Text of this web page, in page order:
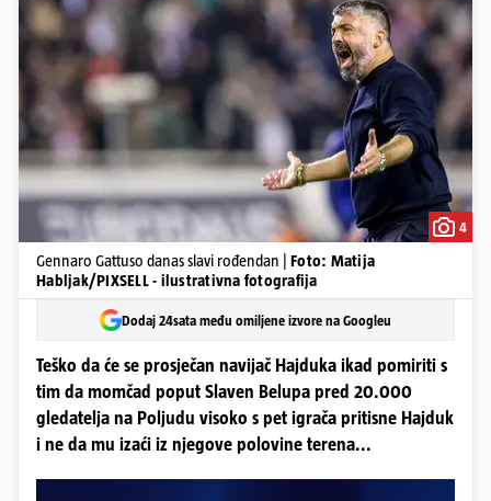
4
Gennaro Gattuso danas slavi rođendan | Foto: Matija
Habljak/PIXSELL - ilustrativna fotografija
Dodaj 24sata među omiljene izvore na Googleu
Teško da će se prosječan navijač Hajduka ikad pomiriti s
tim da momčad poput Slaven Belupa pred 20.000
gledatelja na Poljudu visoko s pet igrača pritisne Hajduk
i ne da mu izaći iz njegove polovine terena...